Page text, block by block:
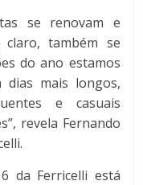
se renovam e
claro, também se
do ano estamos
dias mais longos,
e casuais
revela Fernando
da Ferricelli está